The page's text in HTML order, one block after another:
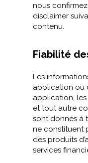
nous
disclaimer
contenu.
Fiabilité
Les
application ou
application,
et tout autre
sont donnés à
ne constituent
des produits
services